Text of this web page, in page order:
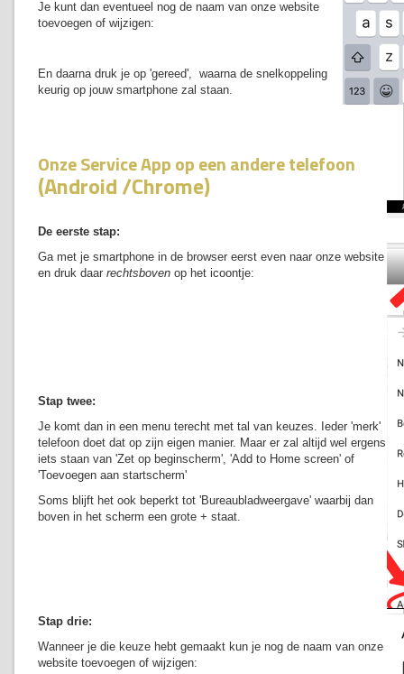
Je kunt dan eventueel nog de naam van onze website
toevoegen of wijzigen:
En daarna druk je op 'gereed', waarna de snelkoppeling
keurig op jouw smartphone zal staan.
Onze Service App op een andere telefoon
(Android /Chrome)
De eerste stap:
Ga met je smartphone in de browser eerst even naar onze website
en druk daar rechtsboven op het icoontje:
Stap twee:
Je komt dan in een menu terecht met tal van keuzes. Ieder 'merk'
telefoon doet dat op zijn eigen manier. Maar er zal altijd wel ergens
iets staan van 'Zet op beginscherm', 'Add to Home screen' of
'Toevoegen aan startscherm'
Soms blijft het ook beperkt tot 'Bureaubladweergave' waarbij dan
boven in het scherm een grote + staat.
Stap drie:
Wanneer je die keuze hebt gemaakt kun je nog de naam van onze
website toevoegen of wijzigen: